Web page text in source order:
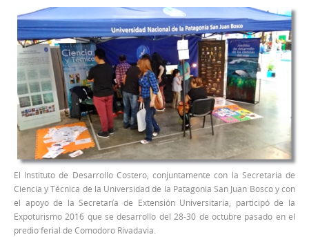
El Instituto de Desarrollo Costero, conjuntamente con la Secretaria de
Ciencia y Técnica de la Universidad de la Patagonia San Juan Bosco y con
el apoyo de la Secretaría de Extensión Universitaria, participó de la
Expoturismo 2016 que se desarrollo del 28-30 de octubre pasado en el
predio ferial de Comodoro Rivadavia.